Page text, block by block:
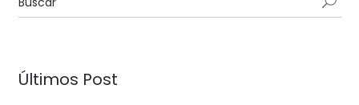
Últimos Post